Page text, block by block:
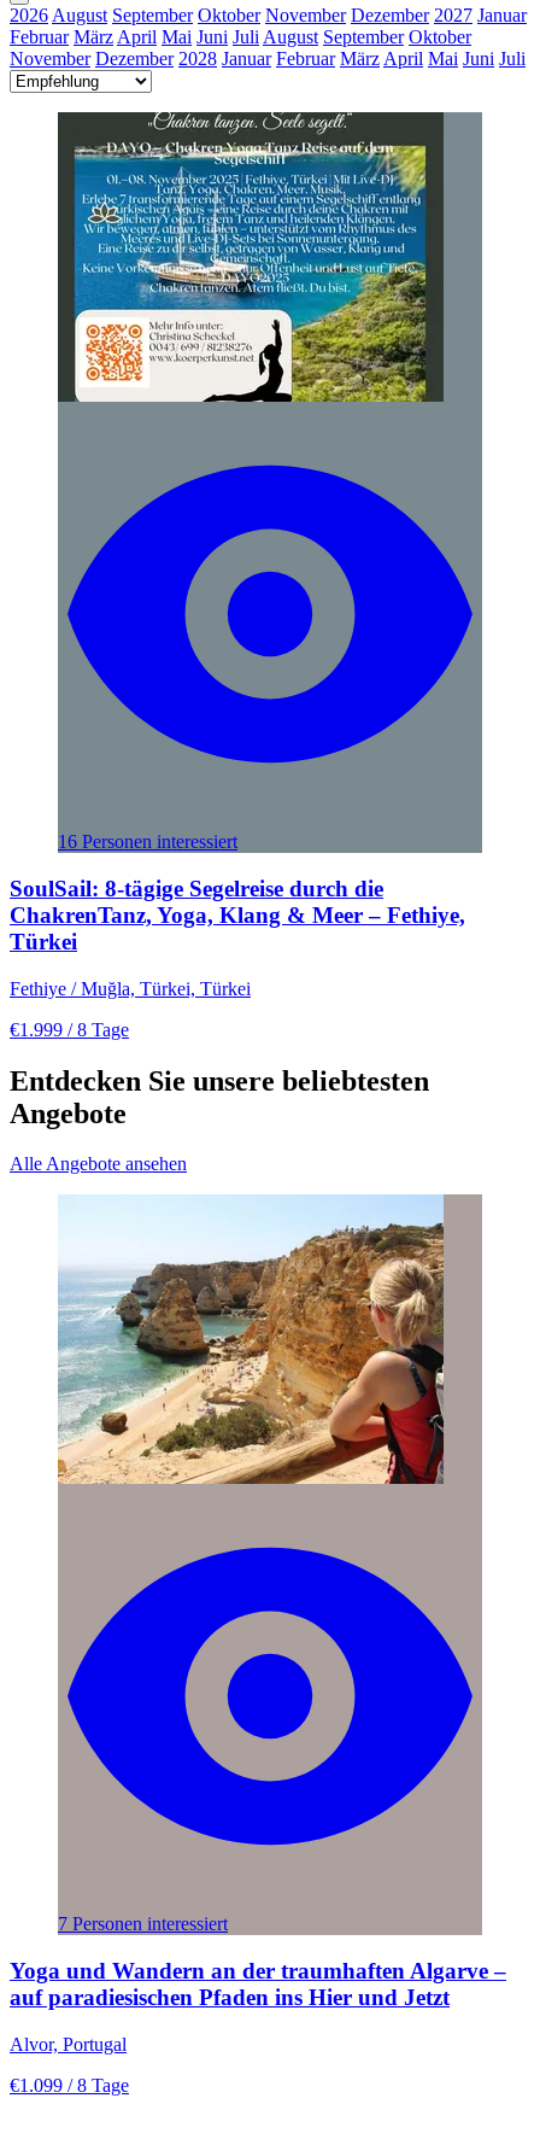
2026 August September Oktober November Dezember 2027 Januar
Februar März April Mai Juni Juli August September Oktober
November Dezember 2028 Januar Februar März April Mai Juni Juli
16 Personen interessiert
SoulSail: 8-tägige Segelreise durch die
ChakrenTanz, Yoga, Klang & Meer – Fethiye,
Türkei
Fethiye / Muğla, Türkei, Türkei
€1.999 / 8 Tage
Entdecken Sie unsere beliebtesten
Angebote
Alle Angebote ansehen
7 Personen interessiert
Yoga und Wandern an der traumhaften Algarve –
auf paradiesischen Pfaden ins Hier und Jetzt
Alvor, Portugal
€1.099 / 8 Tage